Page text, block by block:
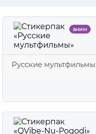
аним
Русские мультфильмы